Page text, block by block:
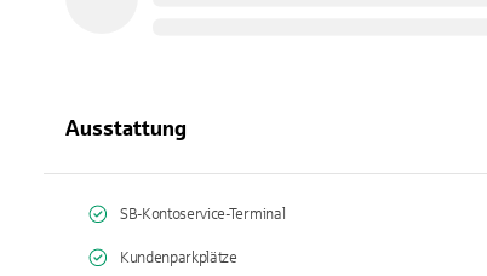
Ausstattung
SB-Kontoservice-Terminal
Kundenparkplätze